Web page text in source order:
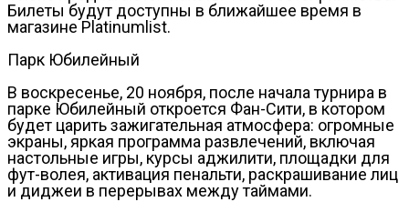
Билеты будут доступны в ближайшее время в
магазине Platinumlist.
Парк Юбилейный
В воскресенье, 20 ноября, после начала турнира в
парке Юбилейный откроется Фан-Сити, в котором
будет царить зажигательная атмосфера: огромные
экраны, яркая программа развлечений, включая
настольные игры, курсы аджилити, площадки для
фут-волея, активация пенальти, раскрашивание лиц
и диджеи в перерывах между таймами.